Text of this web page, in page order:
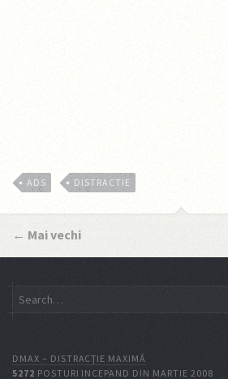
ADS DISTRACTIE
← Mai vechi
DMAX – DISTRACŢIE MAXIMĂ
5272 POSTURI INCEPAND DIN MARTIE 2008